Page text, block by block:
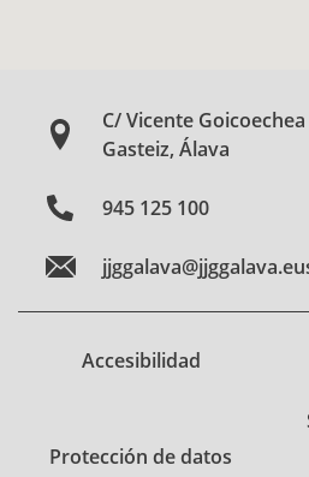
C/ Vicente
Gasteiz, Álava
945 125 100
Accesibilidad
Protección de datos